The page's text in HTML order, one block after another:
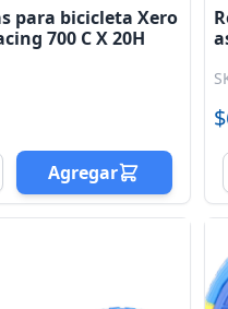
para bicicleta Xero
700 C X 20H
Agregar